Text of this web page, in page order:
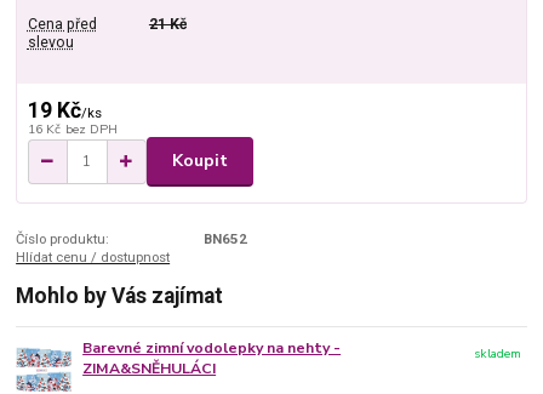
Cena před
slevou
21 Kč
19 Kč/ks
16 Kč bez DPH
Koupit
Číslo produktu:
BN652
Hlídat cenu / dostupnost
Mohlo by Vás zajímat
Barevné zimní vodolepky na nehty -
ZIMA&SNĚHULÁCI
skladem